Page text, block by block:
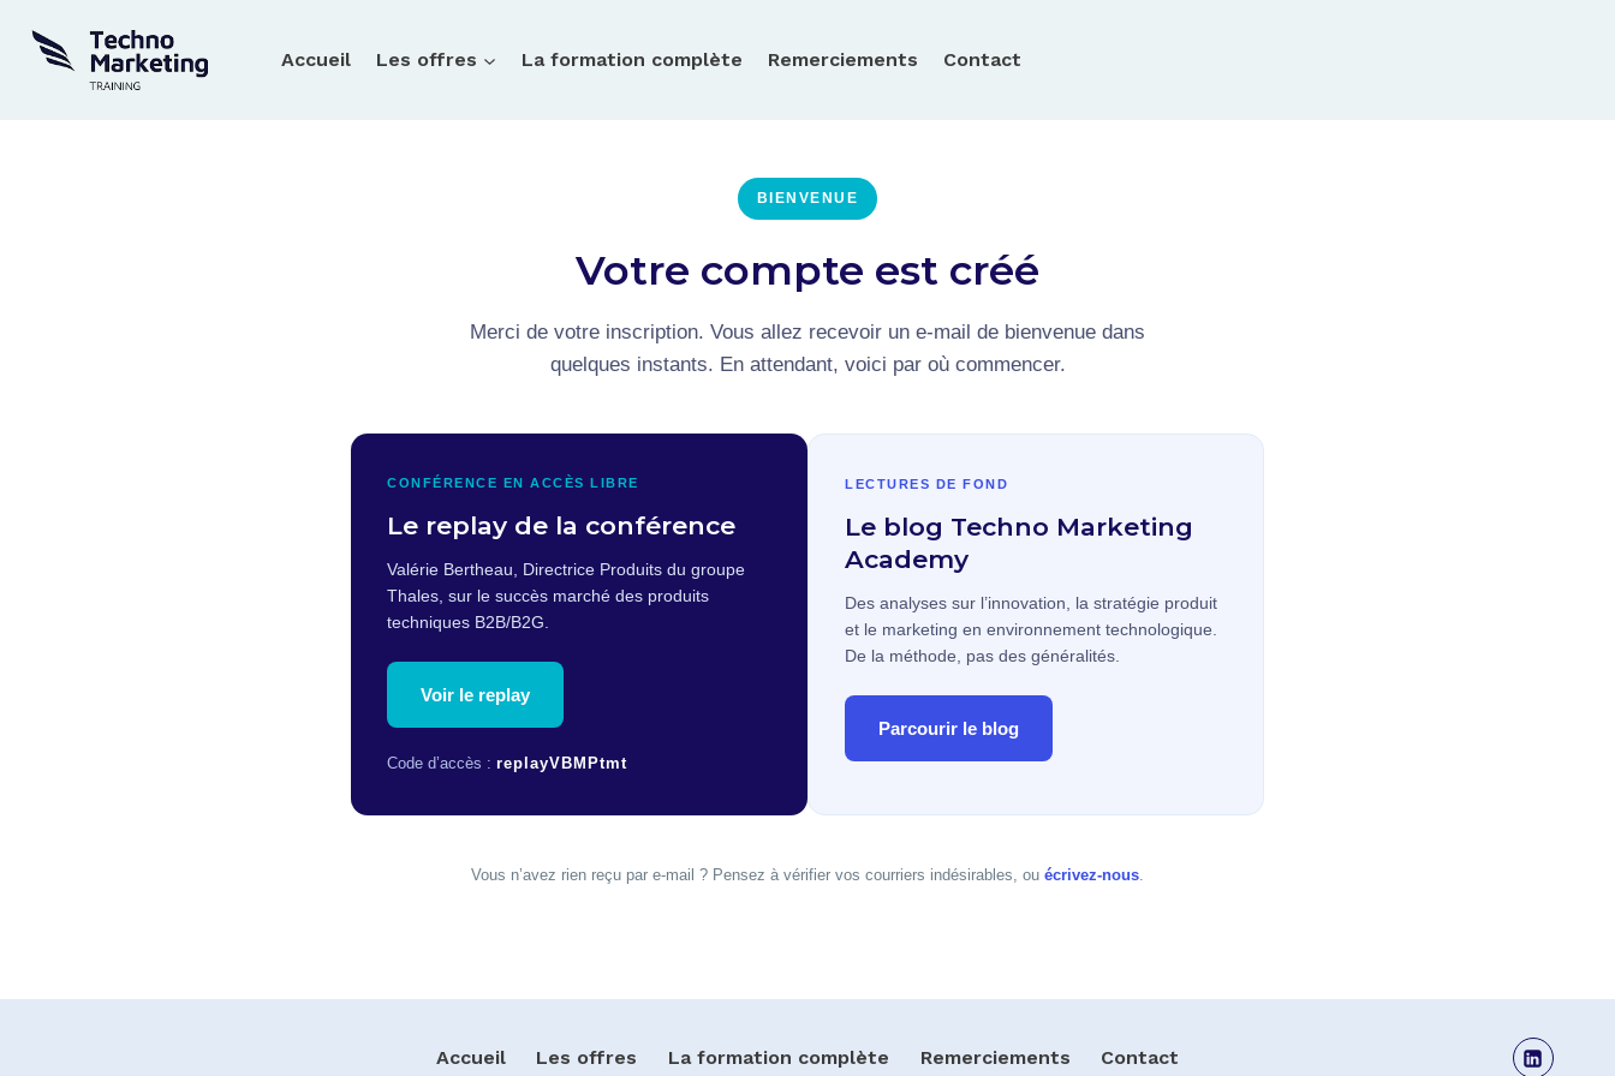
Accueil Les offres La formation complète Remerciements Contact
BIENVENUE
Votre compte est créé
Merci de votre inscription. Vous allez recevoir un e-mail de bienvenue dans
quelques instants. En attendant, voici par où commencer.
CONFÉRENCE EN ACCÈS LIBRE
Le replay de la conférence
Valérie Bertheau, Directrice Produits du groupe
Thales, sur le succès marché des produits
techniques B2B/B2G.
Voir le replay
Code d’accès : replayVBMPtmt
LECTURES DE FOND
Le blog Techno Marketing
Academy
Des analyses sur l’innovation, la stratégie produit
et le marketing en environnement technologique.
De la méthode, pas des généralités.
Parcourir le blog
Vous n’avez rien reçu par e-mail ? Pensez à vérifier vos courriers indésirables, ou écrivez-nous.
Accueil Les offres La formation complète Remerciements Contact